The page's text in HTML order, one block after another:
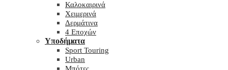
Καλοκαιρινά
Χειμερινά
Δερμάτινα
4 Εποχών
Υποδήματα
Sport Touring
Urban